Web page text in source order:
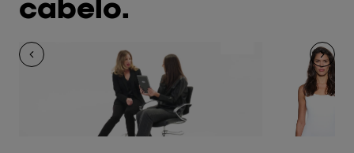
cabelo.